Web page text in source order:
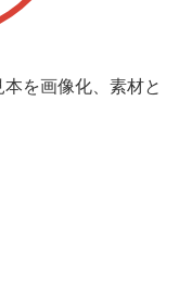
を画像化、素材と